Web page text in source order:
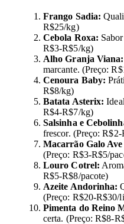
Frango Sadia:
R$25/kg)
Cebola Roxa:
R$3-R$5/kg)
Alho Granja Viana:
marcante. (Preço:
Cenoura Baby:
R$8/kg)
Batata Asterix:
R$4-R$7/kg)
Salsinha e
frescor. (Preço:
Macarrão Galo
(Preço: R$3-R$5/
Louro Cotrel:
R$5-R$8/pacote)
Azeite Andorinha:
(Preço: R$20-R$30/
Pimenta do Reino
certa. (Preço: R$8-